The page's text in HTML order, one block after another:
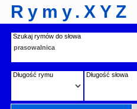
Rymy.XYZ
Szukaj rymów do słowa
Długość rymu Długość słowa